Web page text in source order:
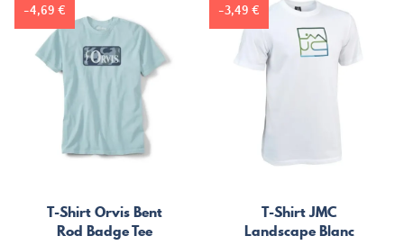
T-Shirt Orvis Bent
Rod Badge Tee
-4,69 €
T-Shirt JMC
Landscape Blanc
-3,49 €